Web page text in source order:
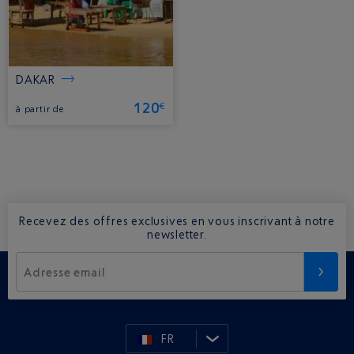
DAKAR
à partir de 120€
Recevez des offres exclusives en vous inscrivant à notre
newsletter.
Adresse email
FR